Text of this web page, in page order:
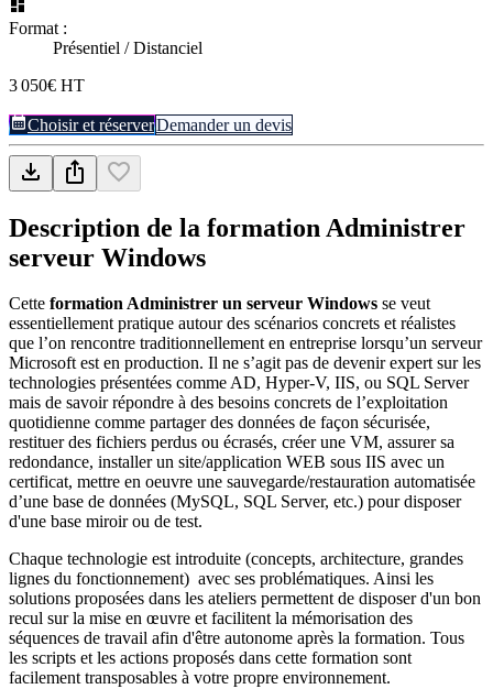
Format :
Présentiel / Distanciel
3 050€ HT
Choisir et réserverDemander un devis
Description de la formation Administrer
serveur Windows
Cette formation Administrer un serveur Windows se veut
essentiellement pratique autour des scénarios concrets et réalistes
que l’on rencontre traditionnellement en entreprise lorsqu’un serveur
Microsoft est en production. Il ne s’agit pas de devenir expert sur les
technologies présentées comme AD, Hyper-V, IIS, ou SQL Server
mais de savoir répondre à des besoins concrets de l’exploitation
quotidienne comme partager des données de façon sécurisée,
restituer des fichiers perdus ou écrasés, créer une VM, assurer sa
redondance, installer un site/application WEB sous IIS avec un
certificat, mettre en oeuvre une sauvegarde/restauration automatisée
d’une base de données (MySQL, SQL Server, etc.) pour disposer
d'une base miroir ou de test.
Chaque technologie est introduite (concepts, architecture, grandes
lignes du fonctionnement) avec ses problématiques. Ainsi les
solutions proposées dans les ateliers permettent de disposer d'un bon
recul sur la mise en œuvre et facilitent la mémorisation des
séquences de travail afin d'être autonome après la formation. Tous
les scripts et les actions proposés dans cette formation sont
facilement transposables à votre propre environnement.